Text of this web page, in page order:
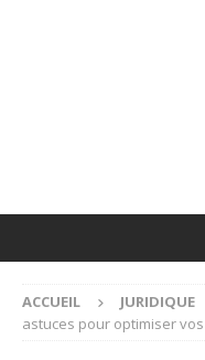
ACCUEIL JURIDIQUE
astuces pour optimiser